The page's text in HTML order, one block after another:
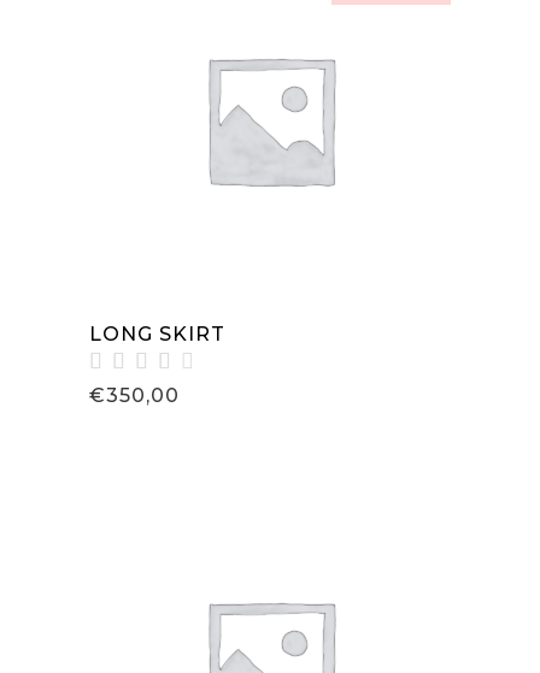
WEITERLESEN
LONG SKIRT
Bewertet
mit
€350,00
IN DEN WARENKORB